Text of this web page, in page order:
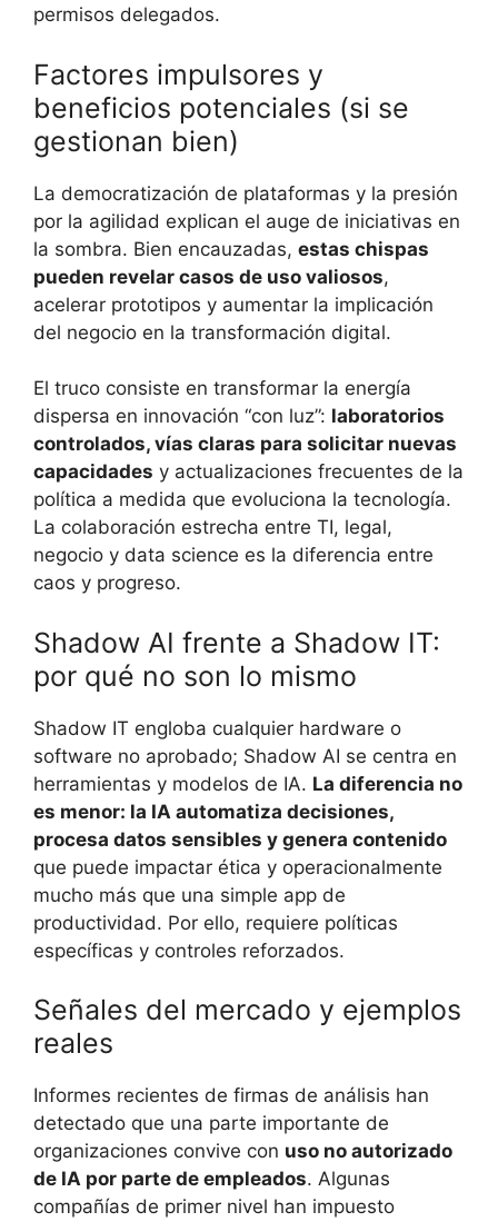
permisos delegados.
Factores impulsores y
beneficios potenciales (si se
gestionan bien)
La democratización de plataformas y la presión
por la agilidad explican el auge de iniciativas en
la sombra. Bien encauzadas, estas chispas
pueden revelar casos de uso valiosos,
acelerar prototipos y aumentar la implicación
del negocio en la transformación digital.
El truco consiste en transformar la energía
dispersa en innovación “con luz”: laboratorios
controlados, vías claras para solicitar nuevas
capacidades y actualizaciones frecuentes de la
política a medida que evoluciona la tecnología.
La colaboración estrecha entre TI, legal,
negocio y data science es la diferencia entre
caos y progreso.
Shadow AI frente a Shadow IT:
por qué no son lo mismo
Shadow IT engloba cualquier hardware o
software no aprobado; Shadow AI se centra en
herramientas y modelos de IA. La diferencia no
es menor: la IA automatiza decisiones,
procesa datos sensibles y genera contenido
que puede impactar ética y operacionalmente
mucho más que una simple app de
productividad. Por ello, requiere políticas
específicas y controles reforzados.
Señales del mercado y ejemplos
reales
Informes recientes de firmas de análisis han
detectado que una parte importante de
organizaciones convive con uso no autorizado
de IA por parte de empleados. Algunas
compañías de primer nivel han impuesto